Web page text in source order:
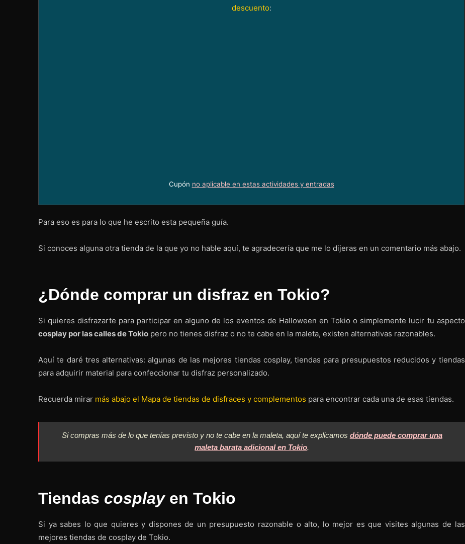
descuento:
Cupón no aplicable en estas actividades y entradas
Para eso es para lo que he escrito esta pequeña guía.
Si conoces alguna otra tienda de la que yo no hable aquí, te agradecería que me lo dijeras en un comentario más abajo.
¿Dónde comprar un disfraz en Tokio?
Si quieres disfrazarte para participar en alguno de los eventos de Halloween en Tokio o simplemente lucir tu aspecto
cosplay por las calles de Tokio pero no tienes disfraz o no te cabe en la maleta, existen alternativas razonables.
Aquí te daré tres alternativas: algunas de las mejores tiendas cosplay, tiendas para presupuestos reducidos y tiendas
para adquirir material para confeccionar tu disfraz personalizado.
Recuerda mirar más abajo el Mapa de tiendas de disfraces y complementos para encontrar cada una de esas tiendas.
Si compras más de lo que tenías previsto y no te cabe en la maleta, aquí te explicamos dónde puede comprar una
maleta barata adicional en Tokio.
Tiendas cosplayen Tokio
Si ya sabes lo que quieres y dispones de un presupuesto razonable o alto, lo mejor es que visites algunas de las
mejores tiendas de cosplay de Tokio.